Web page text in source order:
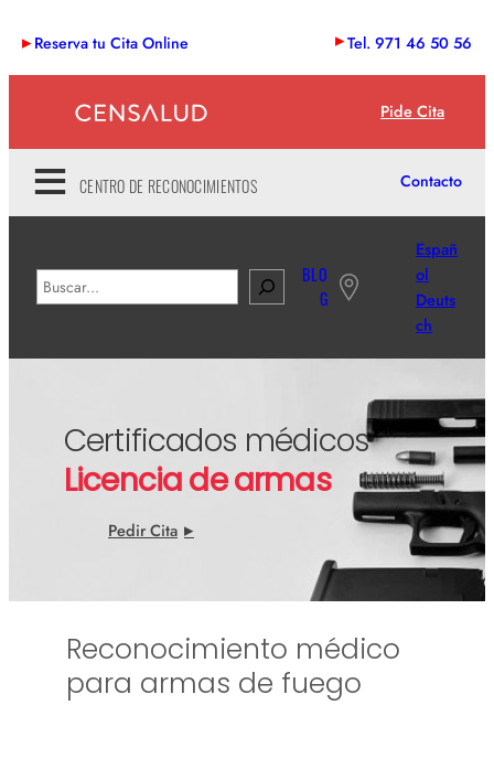
contenido
Reserva tu Cita Online Tel. 971 46 50 56
Pide Cita
CENTRO DE RECONOCIMIENTOS Contacto
u
BLO
G
Españ
ol
Deuts
ch
Certificados médicos
Licencia de armas
Pedir Cita
Reconocimiento médico
para armas de fuego